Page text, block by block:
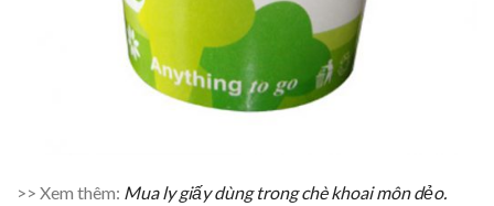
>> Xem thêm: Mua ly giấy dùng trong chè khoai môn dẻo.